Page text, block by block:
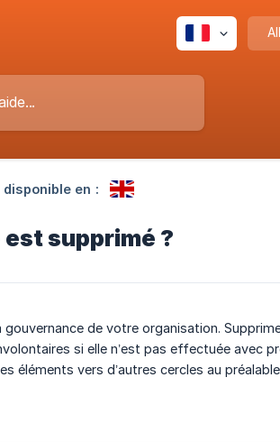
en :
supprimé ?
de votre organisation.
si elle n’est pas effectuée avec
éléments vers d’autres cercles au